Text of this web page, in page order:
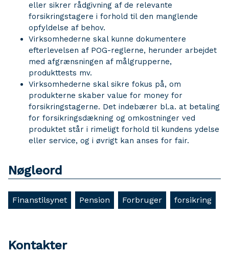
eller sikrer rådgivning af de relevante
forsikringstagere i forhold til den manglende
opfyldelse af behov.
Virksomhederne skal kunne dokumentere
efterlevelsen af POG-reglerne, herunder arbejdet
med afgrænsningen af målgrupperne,
produkttests mv.
Virksomhederne skal sikre fokus på, om
produkterne skaber value for money for
forsikringstagerne. Det indebærer bl.a. at betaling
for forsikringsdækning og omkostninger ved
produktet står i rimeligt forhold til kundens ydelse
eller service, og i øvrigt kan anses for fair.
Nøgleord
Finanstilsynet Pension Forbruger forsikring
Kontakter